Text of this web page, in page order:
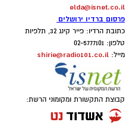
elda@isnet.co.il
פרסום ברדיו ירושלים
כתובת הרדיו: פייר קינג 32, תלפיות
טלפון: 02-5777101
מייל: shirie@radio101.co.il
קבוצת התקשורת ומקומוני הרשת: